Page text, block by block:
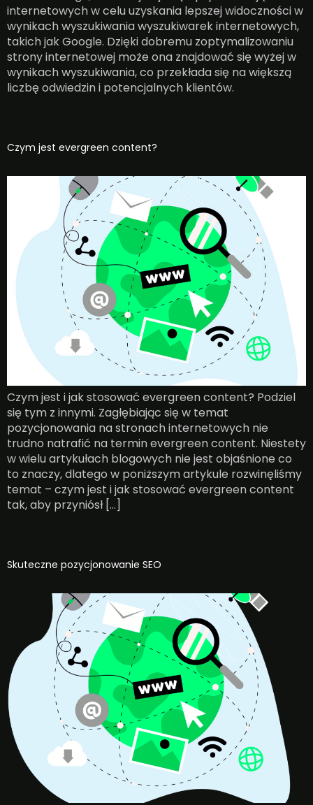
internetowych w celu uzyskania lepszej widoczności w
wynikach wyszukiwania wyszukiwarek internetowych,
takich jak Google. Dzięki dobremu zoptymalizowaniu
strony internetowej może ona znajdować się wyżej w
wynikach wyszukiwania, co przekłada się na większą
liczbę odwiedzin i potencjalnych klientów.
Czym jest evergreen content?
Czym jest i jak stosować evergreen content? Podziel
się tym z innymi. Zagłębiając się w temat
pozycjonowania na stronach internetowych nie
trudno natrafić na termin evergreen content. Niestety
w wielu artykułach blogowych nie jest objaśnione co
to znaczy, dlatego w poniższym artykule rozwinęliśmy
temat – czym jest i jak stosować evergreen content
tak, aby przyniósł […]
Skuteczne pozycjonowanie SEO